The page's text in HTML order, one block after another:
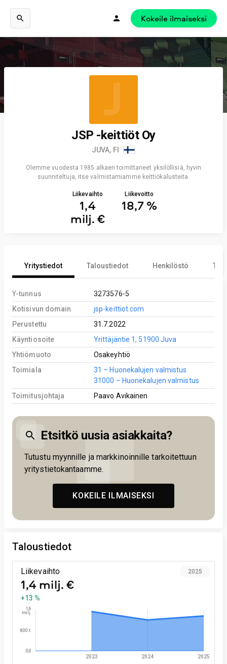
Kokeile ilmaiseksi
J
JSP -keittiöt Oy
JUVA, FI
Olemme vuodesta 1985 alkaen toimittaneet yksilöllisiä, hyvin
suunniteltuja, itse valmistamiamme keittiökalusteita.
Liikevaihto
1,4
milj. €
Liikevoitto
18,7 %
Yritystiedot Taloustiedot Henkilöstö
Y-tunnus
3273576-5
Kotisivun domain
jsp-keittiot.com
Perustettu
31.7.2022
Käyntiosoite
Yrittäjäntie 1, 51900 Juva
Yhtiömuoto
Osakeyhtiö
Toimiala
31 – Huonekalujen valmistus
31000 – Huonekalujen valmistus
Toimitusjohtaja
Paavo Avikainen
Etsitkö uusia asiakkaita?
Tutustu myynnille ja markkinoinnille tarkoitettuun
yritystietokantaamme.
KOKEILE ILMAISEKSI
Taloustiedot
Liikevaihto
1,4 milj. €
+13 %
2025
2023 2024 2025
0,0
800 t.
1,6
milj.